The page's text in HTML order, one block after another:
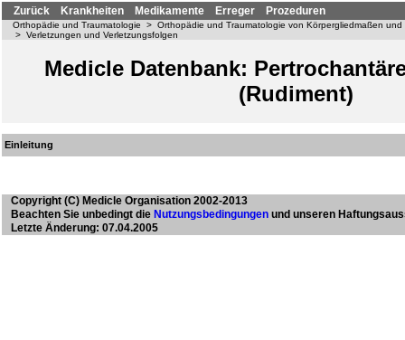
Zurück Krankheiten Medikamente Erreger Prozeduren
Orthopädie und Traumatologie > Orthopädie und Traumatologie von Körpergliedmaßen und
> Verletzungen und Verletzungsfolgen
Medicle Datenbank:
(Rudiment)
Einleitung
Copyright (C) Medicle Organisation 2002-2013
Beachten Sie unbedingt die Nutzungsbedingungen und unseren
Letzte Änderung: 07.04.2005